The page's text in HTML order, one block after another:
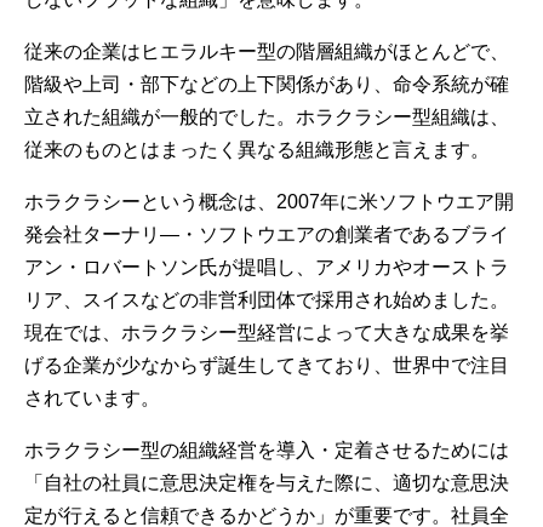
従来の企業はヒエラルキー型の階層組織がほとんどで、
階級や上司・部下などの上下関係があり、命令系統が確
立された組織が一般的でした。ホラクラシー型組織は、
従来のものとはまったく異なる組織形態と言えます。
ホラクラシーという概念は、2007年に米ソフトウエア開
発会社ターナリ―・ソフトウエアの創業者であるブライ
アン・ロバートソン氏が提唱し、アメリカやオーストラ
リア、スイスなどの非営利団体で採用され始めました。
現在では、ホラクラシー型経営によって大きな成果を挙
げる企業が少なからず誕生してきており、世界中で注目
されています。
ホラクラシー型の組織経営を導入・定着させるためには
「自社の社員に意思決定権を与えた際に、適切な意思決
定が行えると信頼できるかどうか」が重要です。社員全